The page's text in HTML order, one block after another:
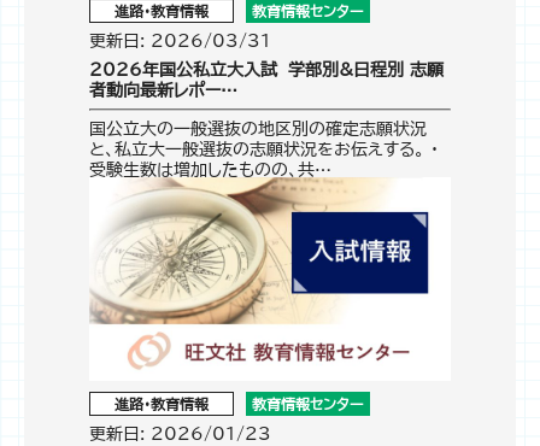
進路・教育情報 教育情報センター
更新日: 2026/03/31
2026年国公私立大入試 学部別&日程別 志願
者動向最新レポー…
国公立大の一般選抜の地区別の確定志願状況
と、私立大一般選抜の志願状況をお伝えする。 ・
受験生数は増加したものの、共…
進路・教育情報 教育情報センター
更新日: 2026/01/23